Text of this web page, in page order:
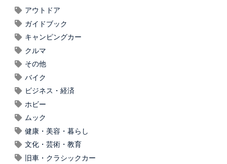
アウトドア
ガイドブック
キャンピングカー
クルマ
その他
バイク
ビジネス・経済
ホビー
ムック
健康・美容・暮らし
文化・芸術・教育
旧車・クラシックカー